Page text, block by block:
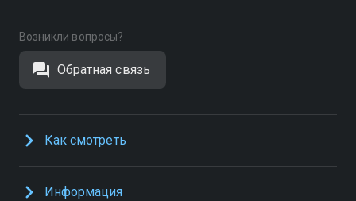
Возникли вопросы?
Обратная связь
Как смотреть
Информация